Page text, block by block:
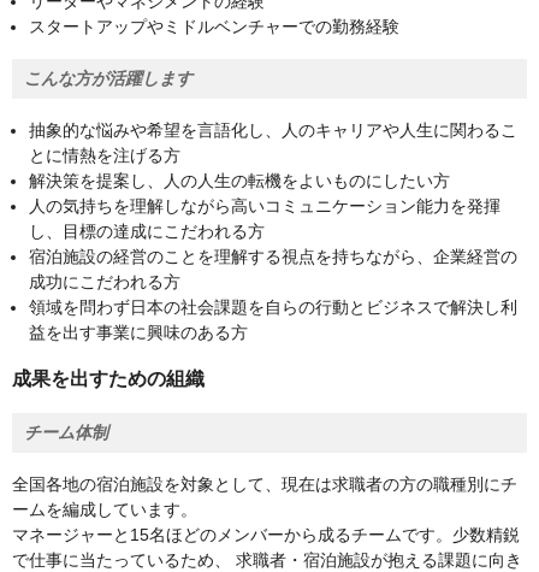
スタートアップやミドルベンチャーでの勤務経験
こんな方が活躍します
抽象的な悩みや希望を言語化し、人のキャリアや人生に関わるこ
とに情熱を注げる方
解決策を提案し、人の人生の転機をよいものにしたい方
人の気持ちを理解しながら高いコミュニケーション能力を発揮
し、目標の達成にこだわれる方
宿泊施設の経営のことを理解する視点を持ちながら、企業経営の
成功にこだわれる方
領域を問わず日本の社会課題を自らの行動とビジネスで解決し利
益を出す事業に興味のある方
成果を出すための組織
チーム体制
全国各地の宿泊施設を対象として、現在は求職者の方の職種別にチ
ームを編成しています。
マネージャーと15名ほどのメンバーから成るチームです。少数精鋭
で仕事に当たっているため、 求職者・宿泊施設が抱える課題に向き